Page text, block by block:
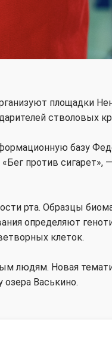
площадки
стволовых
базу
против сигарет»,
рта. Образцы
определяют
клеток.
людям. Новая
Васькино.